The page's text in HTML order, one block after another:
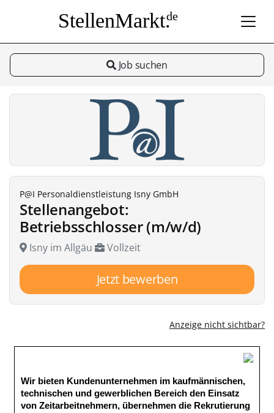
StellenMarkt.de
Job suchen
P@I Personaldienstleistung Isny GmbH
Stellenangebot:
Betriebsschlosser (m/w/d)
Isny im Allgäu Vollzeit
Jetzt bewerben
Anzeige nicht sichtbar?